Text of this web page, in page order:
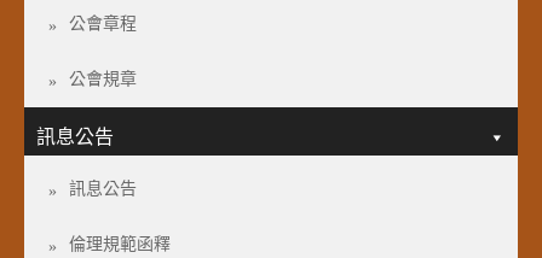
公會章程
公會規章
訊息公告
訊息公告
倫理規範函釋